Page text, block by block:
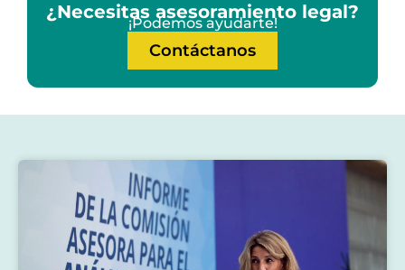
¿Necesitas asesoramiento legal?
¡Podemos ayudarte!
Contáctanos